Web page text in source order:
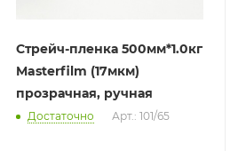
Стрейч-пленка 500мм*1.0кг
Masterfilm (17мкм)
прозрачная, ручная
Достаточно Арт.: 101/65